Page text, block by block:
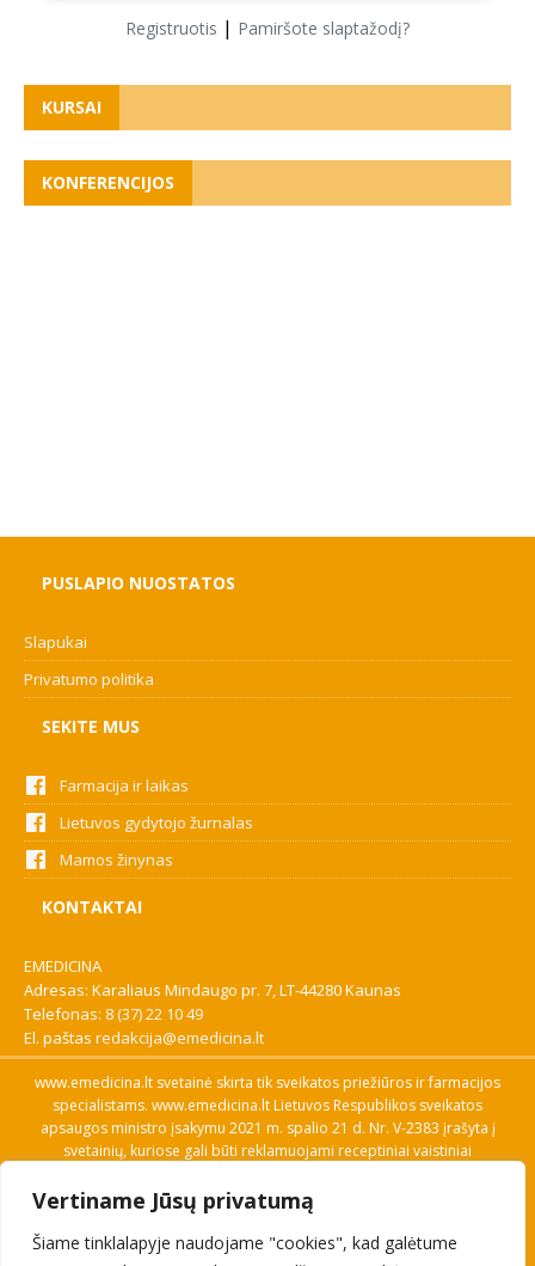
Vertiname Jūsų privatumą
Šiame tinklalapyje naudojame "cookies", kad galėtume
Registruotis | Pamiršote slaptažodį?
KURSAI
KONFERENCIJOS
PUSLAPIO NUOSTATOS
Slapukai
Privatumo politika
SEKITE MUS
Farmacija ir laikas
Lietuvos gydytojo žurnalas
Mamos žinynas
KONTAKTAI
EMEDICINA
Adresas: Karaliaus Mindaugo pr. 7, LT-44280 Kaunas
Telefonas: 8 (37) 22 10 49
El. paštas redakcija@emedicina.lt
www.emedicina.lt svetainė skirta tik sveikatos priežiūros ir farmacijos
specialistams. www.emedicina.lt Lietuvos Respublikos sveikatos
apsaugos ministro įsakymu 2021 m. spalio 21 d. Nr. V-2383 įrašyta į
svetainių, kuriose gali būti reklamuojami receptiniai vaistiniai
savo profesinę kvalifikaciją. Naudingos nuorodos: Vaistų ir medicinos
pagalbos priemonių kainų paieška, VVKT tinklalapis, Sveikatos
priežiūros ar farmacijos specialisto pranešimo apie įtariamą